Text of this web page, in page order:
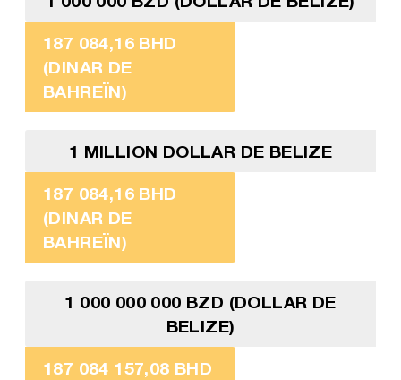
187 084,16 BHD
(DINAR DE
BAHREÏN)
1 MILLION DOLLAR DE BELIZE
187 084,16 BHD
(DINAR DE
BAHREÏN)
1 000 000 000 BZD (DOLLAR DE
BELIZE)
187 084 157,08 BHD